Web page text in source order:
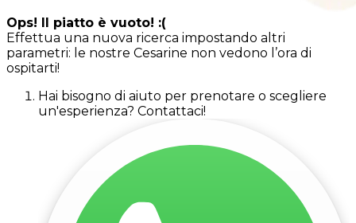
Ops! Il piatto è vuoto! :(
Effettua una nuova ricerca impostando altri
parametri: le nostre Cesarine non vedono l’ora di
ospitarti!
Hai bisogno di aiuto per prenotare o scegliere
un'esperienza? Contattaci!